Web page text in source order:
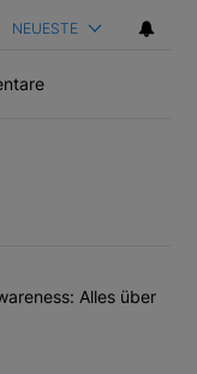
NEUESTE
kommentierten
bei Situational
Alles über